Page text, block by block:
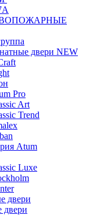
двери NEW
Pro
Art
Trend
Atum
Luxe
двери
двери